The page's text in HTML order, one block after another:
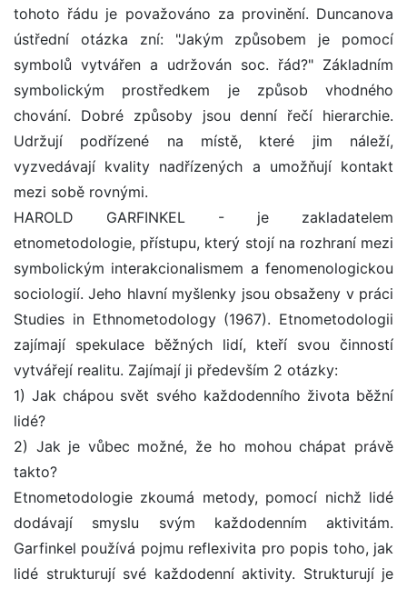
tohoto řádu je považováno za provinění. Duncanova
ústřední otázka zní: "Jakým způsobem je pomocí
symbolů vytvářen a udržován soc. řád?" Základním
symbolickým prostředkem je způsob vhodného
chování. Dobré způsoby jsou denní řečí hierarchie.
Udržují podřízené na místě, které jim náleží,
vyzvedávají kvality nadřízených a umožňují kontakt
mezi sobě rovnými.
HAROLD GARFINKEL - je zakladatelem
etnometodologie, přístupu, který stojí na rozhraní mezi
symbolickým interakcionalismem a fenomenologickou
sociologií. Jeho hlavní myšlenky jsou obsaženy v práci
Studies in Ethnometodology (1967). Etnometodologii
zajímají spekulace běžných lidí, kteří svou činností
vytvářejí realitu. Zajímají ji především 2 otázky:
1) Jak chápou svět svého každodenního života běžní
lidé?
2) Jak je vůbec možné, že ho mohou chápat právě
takto?
Etnometodologie zkoumá metody, pomocí nichž lidé
dodávají smyslu svým každodenním aktivitám.
Garfinkel používá pojmu reflexivita pro popis toho, jak
lidé strukturují své každodenní aktivity. Strukturují je